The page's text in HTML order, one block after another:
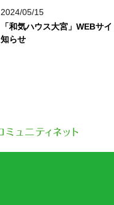
2024/05/15
「和気ハウス大宮」WEBサ
知らせ